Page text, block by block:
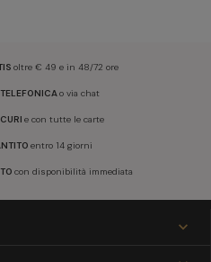
oltre € 49 e in 48/72 ore
o via chat
e con tutte le carte
entro 14 giorni
con disponibilità immediata
